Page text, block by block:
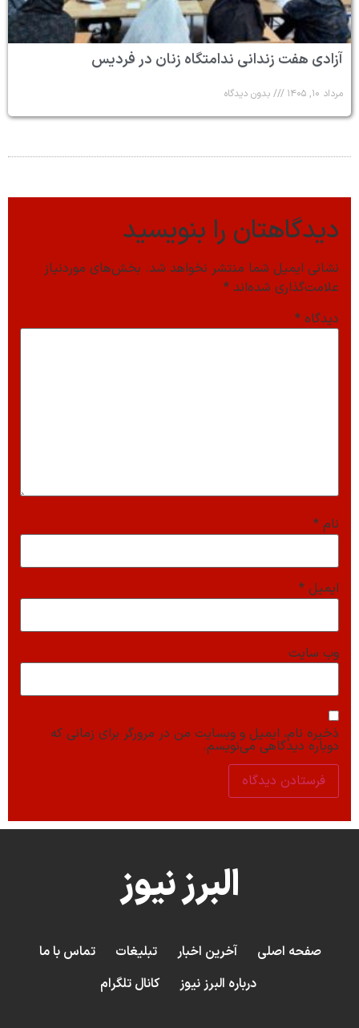
آزادی هفت زندانی ندامتگاه زنان در فردیس
مرداد ۱۰, ۱۴۰۵ بدون دیدگاه
دیدگاهتان را بنویسید
نشانی ایمیل شما منتشر نخواهد شد. بخش‌های موردنیاز
علامت‌گذاری شده‌اند *
دیدگاه *
نام *
ایمیل *
وب‌ سایت
ذخیره نام، ایمیل و وبسایت من در مرورگر برای زمانی که
دوباره دیدگاهی می‌نویسم.
البرز نیوز
صفحه اصلی آخرین اخبار تبلیغات
تماس با ما
درباره البرز نیوز
کانال تلگرام